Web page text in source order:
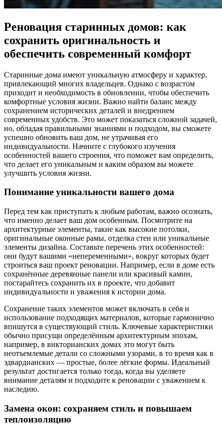
Реновация старинных домов: как
сохранить оригинальность и
обеспечить современный комфорт
Старинные дома имеют уникальную атмосферу и характер,
привлекающий многих владельцев. Однако с возрастом
приходит и необходимость в обновлении, чтобы обеспечить
комфортные условия жизни. Важно найти баланс между
сохранением исторических деталей и внедрением
современных удобств. Это может показаться сложной задачей,
но, обладая правильными знаниями и подходом, вы сможете
успешно обновить ваш дом, не утрачивая его
индивидуальности. Начните с глубокого изучения
особенностей вашего строения, что поможет вам определить,
что делает его уникальным и каким образом вы можете
улучшить условия жизни.
Понимание уникальности вашего дома
Перед тем как приступать к любым работам, важно осознать,
что именно делает ваш дом особенным. Посмотрите на
архитектурные элементы, такие как высокие потолки,
оригинальные оконные рамы, отделка стен или уникальные
элементы дизайна. Составьте перечень этих особенностей:
они будут вашими «непеременными», вокруг которых будет
строиться ваш проект реновации. Например, если в доме есть
сохранённые деревянные панели или красивый камин,
постарайтесь сохранить их в проекте, что добавит
индивидуальности и уважения к истории дома.
Сохранение таких элементов может включать в себя и
использование подходящих материалов, которые гармонично
впишутся в существующий стиль. Ключевые характеристики
обычно присущи определённым архитектурным эпохам,
например, в викторианских домах это могут быть
неотъемлемые детали со сложными узорами, в то время как в
эдвардианских — простые, более лёгкие формы. Идеальный
результат достигается только тогда, когда вы уделяете
внимание деталям и подходите к реновации с уважением к
наследию.
Замена окон: сохраняем стиль и повышаем
теплоизоляцию